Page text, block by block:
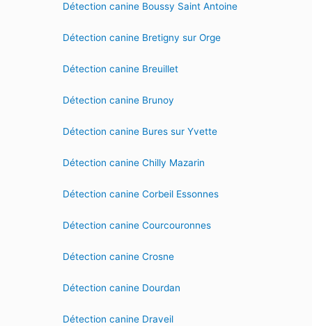
Détection canine Boussy Saint Antoine
Détection canine Bretigny sur Orge
Détection canine Breuillet
Détection canine Brunoy
Détection canine Bures sur Yvette
Détection canine Chilly Mazarin
Détection canine Corbeil Essonnes
Détection canine Courcouronnes
Détection canine Crosne
Détection canine Dourdan
Détection canine Draveil